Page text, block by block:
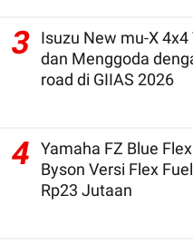
3
Isuzu New mu-X
dan Menggoda
road di GIIAS 2026
4
Yamaha FZ Blue
Byson Versi Flex
Rp23 Jutaan